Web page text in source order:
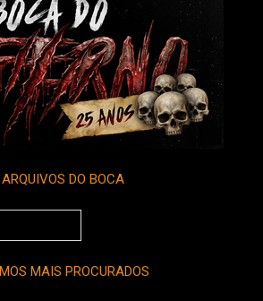
ARQUIVOS DO BOCA
MAIS PROCURADOS